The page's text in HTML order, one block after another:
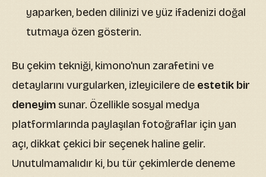
yaparken, beden dilinizi ve yüz ifadenizi doğal
tutmaya özen gösterin.
Bu çekim tekniği, kimono'nun zarafetini ve
detaylarını vurgularken, izleyicilere de estetik bir
deneyim sunar. Özellikle sosyal medya
platformlarında paylaşılan fotoğraflar için yan
açı, dikkat çekici bir seçenek haline gelir.
Unutulmamalıdır ki, bu tür çekimlerde deneme